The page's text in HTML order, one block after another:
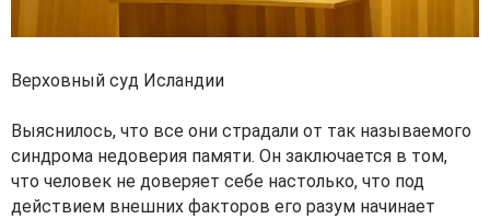
Верховный суд Исландии
Выяснилось, что все они страдали от так называемого
синдрома недоверия памяти. Он заключается в том,
что человек не доверяет себе настолько, что под
действием внешних факторов его разум начинает